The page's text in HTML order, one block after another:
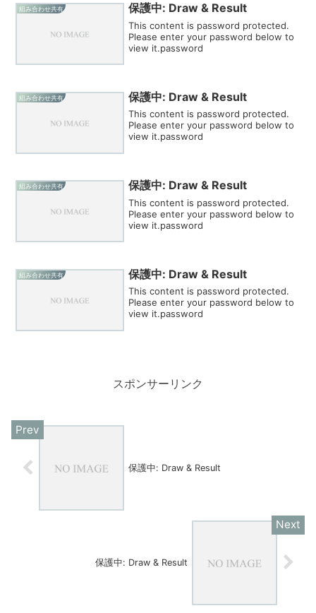
組み合わせ共有 保護中: Draw & Result
This content is password protected.
Please enter your password below to
view it.password
組み合わせ共有 保護中: Draw & Result
This content is password protected.
Please enter your password below to
view it.password
組み合わせ共有 保護中: Draw & Result
This content is password protected.
Please enter your password below to
view it.password
組み合わせ共有 保護中: Draw & Result
This content is password protected.
Please enter your password below to
view it.password
スポンサーリンク
保護中: Draw & Result
保護中: Draw & Result